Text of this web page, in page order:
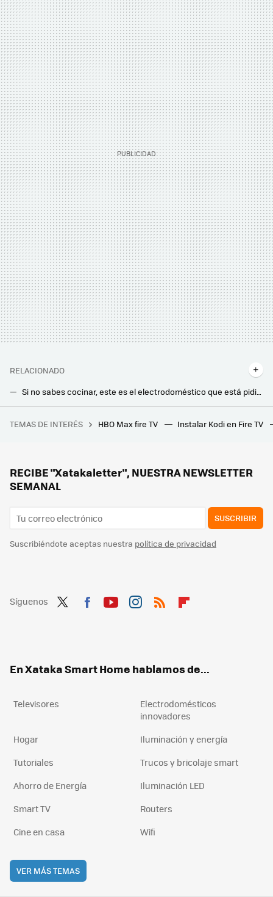
RELACIONADO
Este gadget protegerá tus dispositivos contra las tormentas eléctricas y hoy está mas barato que nunca
RootedCon está dispuesta a llegar al Constitucional si tiene que hacerlo: "LaLiga ha hackeado la ley" con los bloqueos de IPs
TEMAS DE INTERÉS HBO Max fire TV Instalar Kodi en Fire TV
RECIBE "Xatakaletter", NUESTRA NEWSLETTER
SEMANAL
SUSCRIBIR
Suscribiéndote aceptas nuestra política de privacidad
Síguenos
En Xataka Smart Home hablamos de...
Televisores
Electrodomésticos
innovadores
Hogar
Iluminación y energía
Tutoriales
Trucos y bricolaje smart
Ahorro de Energía
Iluminación LED
Smart TV
Routers
Cine en casa
Wifi
VER MÁS TEMAS